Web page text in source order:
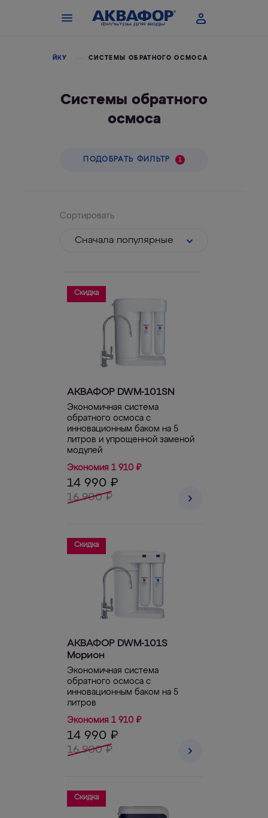
ПОД МОЙКУ СИСТЕМЫ ОБРАТНОГО ОСМОСА
Системы обратного
осмоса
ПОДОБРАТЬ ФИЛЬТР 1
Сортировать
Cначала популярные
Скидка
АКВАФОР DWM-101SN
Экономичная система
обратного осмоса с
инновационным баком на 5
литров и упрощенной заменой
модулей
Экономия 1 910 ₽
14 990 ₽
16 900 ₽
Скидка
АКВАФОР DWM-101S
Морион
Экономичная система
обратного осмоса с
инновационным баком на 5
литров
Экономия 1 910 ₽
14 990 ₽
16 900 ₽
Скидка